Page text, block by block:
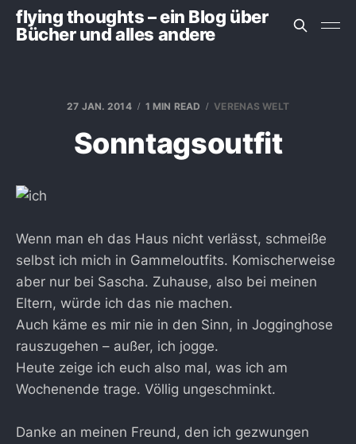
flying thoughts – ein Blog über
Bücher und alles andere
27 JAN. 2014 1 MIN READ VERENAS WELT
Sonntagsoutfit
Wenn man eh das Haus nicht verlässt, schmeiße
selbst ich mich in Gammeloutfits. Komischerweise
aber nur bei Sascha. Zuhause, also bei meinen
Eltern, würde ich das nie machen.
Auch käme es mir nie in den Sinn, in Jogginghose
rauszugehen – außer, ich jogge.
Heute zeige ich euch also mal, was ich am
Wochenende trage. Völlig ungeschminkt.
Danke an meinen Freund, den ich gezwungen